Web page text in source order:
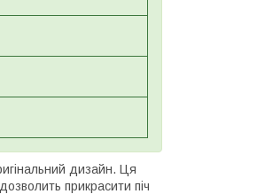
дизайн. Ця
прикрасити піч